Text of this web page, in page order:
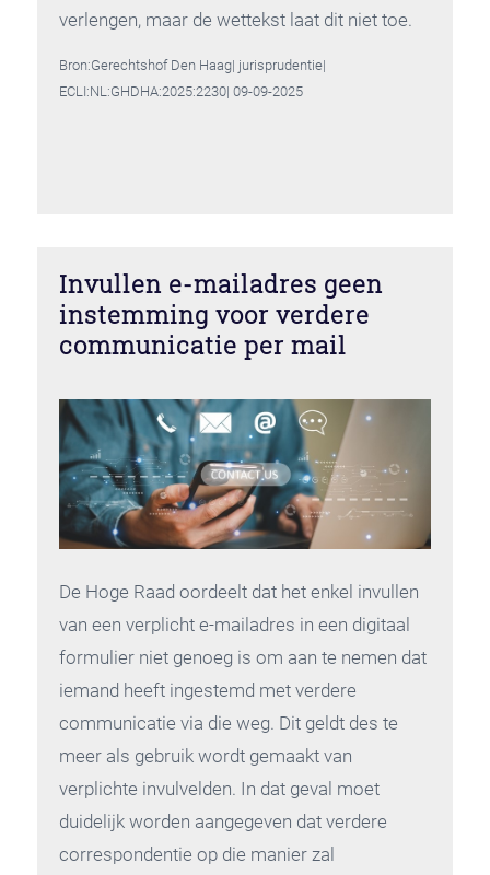
verlengen, maar de wettekst laat dit niet toe.
Bron:Gerechtshof Den Haag| jurisprudentie|
ECLI:NL:GHDHA:2025:2230| 09-09-2025
Invullen e-mailadres geen
instemming voor verdere
communicatie per mail
De Hoge Raad oordeelt dat het enkel invullen
van een verplicht e-mailadres in een digitaal
formulier niet genoeg is om aan te nemen dat
iemand heeft ingestemd met verdere
communicatie via die weg. Dit geldt des te
meer als gebruik wordt gemaakt van
verplichte invulvelden. In dat geval moet
duidelijk worden aangegeven dat verdere
correspondentie op die manier zal